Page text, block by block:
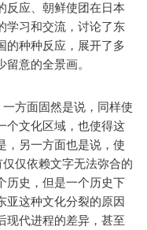
反应、朝鲜使团在日本
学习和交流，讨论了东
的种种反应，展开了多
意的全景画。
方面固然是说，同样使
个文化区域，也使得这
，另一方面也是说，使
仅仅依赖文字无法弥合的
历史，但是一个历史下
亚这种文化分裂的原因
现代进程的差异，甚至